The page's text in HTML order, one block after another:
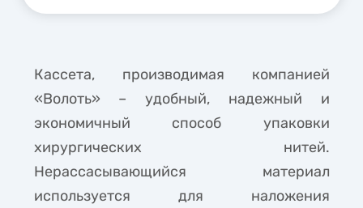
Кассета, производимая компанией
«Волоть» – удобный, надежный и
экономичный способ упаковки
хирургических нитей.
Нерассасывающийся материал
используется для наложения